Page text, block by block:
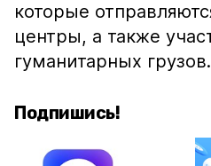
которые
центры, а также
гуманитарных грузов.
Подпишись!